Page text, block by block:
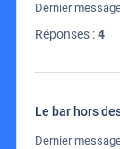
Dernier
Réponses :4
Le bar hors
Dernier